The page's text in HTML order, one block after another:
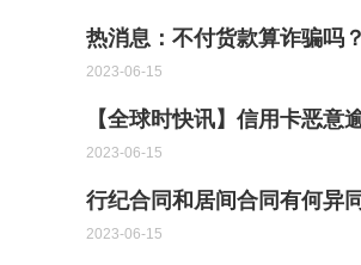
热消息：不付货款算诈骗吗
2023-06-15
【全球时快讯】信用卡恶
2023-06-15
行纪合同和居间合同有何异
2023-06-15